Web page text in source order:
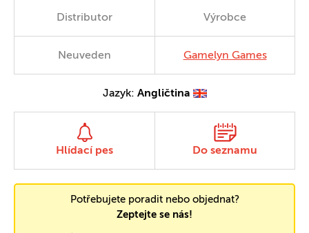
Distributor Výrobce
Neuveden Gamelyn Games
Jazyk: Angličtina
Hlídací pes Do seznamu
Potřebujete poradit nebo objednat?
Zeptejte se nás!